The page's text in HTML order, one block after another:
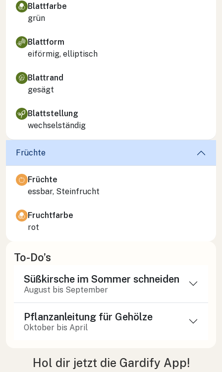
Blattfarbe
grün
Blattform
eiförmig, elliptisch
Blattrand
gesägt
Blattstellung
wechselständig
Früchte
Früchte
essbar, Steinfrucht
Fruchtfarbe
rot
To-Do’s
Süßkirsche im Sommer schneiden
August bis September
Pflanzanleitung für Gehölze
Oktober bis April
Hol dir jetzt die Gardify App!